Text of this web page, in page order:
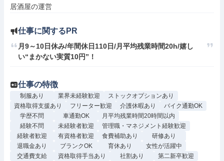
居酒屋の運営
仕事に関するPR
月9～10日休み/年間休日110日/月平均残業時間20h/嬉し
い“まかない実質10円”！
仕事の特徴
制服あり 業界未経験歓迎
ストックオプションあり
資格取得支援あり
フリーター歓迎 介護休暇あり
バイク通勤OK
学歴不問
車通勤OK
月平均残業時間20時間以内
経験不問
未経験者歓迎
管理職・マネジメント経験歓迎
経験者歓迎
有資格者歓迎 食費補助あり
研修あり
退職金あり
ブランクOK 育休あり
女性が活躍中
交通費支給
資格取得手当あり 社割あり
第二新卒歓迎